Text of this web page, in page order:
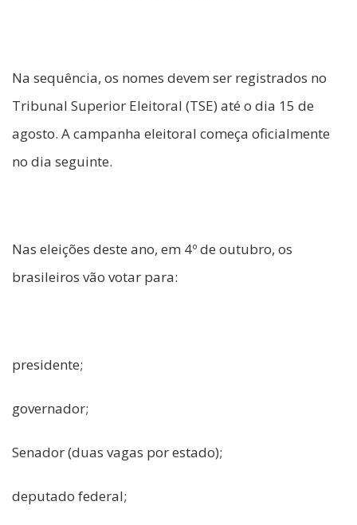
Na sequência, os nomes devem ser registrados no
Tribunal Superior Eleitoral (TSE) até o dia 15 de
agosto. A campanha eleitoral começa oficialmente
no dia seguinte.
Nas eleições deste ano, em 4º de outubro, os
brasileiros vão votar para:
presidente;
governador;
Senador (duas vagas por estado);
deputado federal;